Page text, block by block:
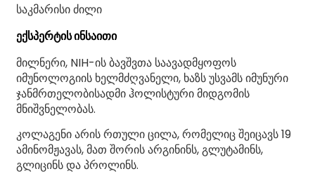
საკმარისი ძილი
ექსპერტის ინსაითი
მილნერი, NIH-ის ბავშვთა საავადმყოფოს
იმუნოლოგიის ხელმძღვანელი, ხაზს უსვამს იმუნური
ჯანმრთელობისადმი ჰოლისტური მიდგომის
მნიშვნელობას.
კოლაგენი არის რთული ცილა, რომელიც შეიცავს 19
ამინომჟავას, მათ შორის არგინინს, გლუტამინს,
გლიცინს და პროლინს.